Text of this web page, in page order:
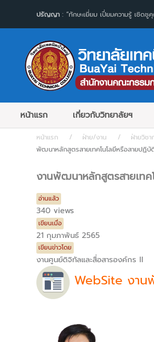
ปรัญญา : “ทักษะเยี่ยม เปี่ยมความรู้ เชิดชู
หน้าแรก เกี่ยวกับวิทยาลัยฯ
หน้าแรก ฝ่าย/งาน ฝ่ายวิชา
พัฒนาหลักสูตรสายเทคโนโลยีหรือสายปฏิบั
งานพัฒนาหลักสูตรสายเทค
อ่านแล้ว
340 views
เขียนเมื่อ
21 กุมภาพันธ์ 2565
เขียนข่าวโดย
งานศูนย์ดิจิทัลและสื่อสารองค์กร II
WebSite งาน